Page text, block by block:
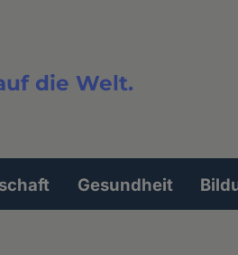
die Welt.
Gesundheit